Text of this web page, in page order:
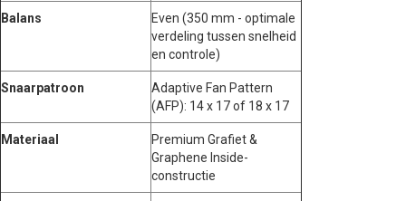
Balans
Even (350 mm - optimale
verdeling tussen snelheid
en controle)
Snaarpatroon
Adaptive Fan Pattern
(AFP): 14 x 17 of 18 x 17
Materiaal
Premium Grafiet &
Graphene Inside-
constructie